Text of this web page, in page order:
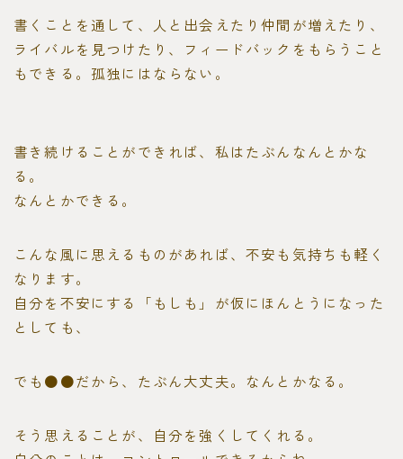
書くことを通して、人と出会えたり仲間が増えたり、
ライバルを見つけたり、フィードバックをもらうこと
もできる。孤独にはならない。
書き続けることができれば、私はたぶんなんとかな
る。
なんとかできる。
こんな風に思えるものがあれば、不安も気持ちも軽く
なります。
自分を不安にする「もしも」が仮にほんとうになった
としても、
でも●●だから、たぶん大丈夫。なんとかなる。
そう思えることが、自分を強くしてくれる。